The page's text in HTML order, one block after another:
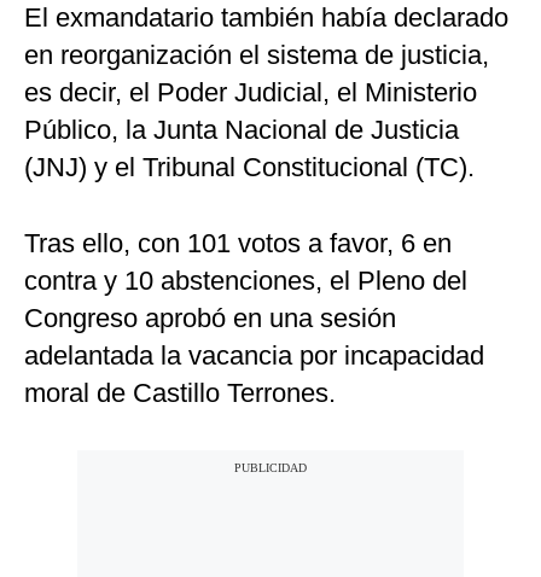
El exmandatario también había declarado
en reorganización el sistema de justicia,
es decir, el Poder Judicial, el Ministerio
Público, la Junta Nacional de Justicia
(JNJ) y el Tribunal Constitucional (TC).
Tras ello, con 101 votos a favor, 6 en
contra y 10 abstenciones, el Pleno del
Congreso aprobó en una sesión
adelantada la vacancia por incapacidad
moral de Castillo Terrones.